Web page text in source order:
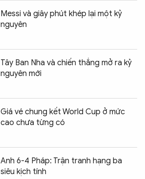
Messi và giây phút khép lại một kỷ
nguyên
Tây Ban Nha và chiến thắng mở ra kỷ
nguyên mới
Giá vé chung kết World Cup ở mức
cao chưa từng có
Anh 6-4 Pháp: Trận tranh hạng ba
siêu kịch tính